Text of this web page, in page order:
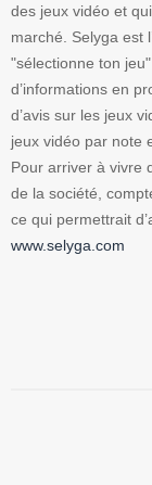
des jeux vidéo et
marché. Selyga est
"sélectionne ton
d’informations en
d’avis sur les jeux
jeux vidéo par note
Pour arriver à vivre
de la société,
ce qui permettrait
www.selyga.com